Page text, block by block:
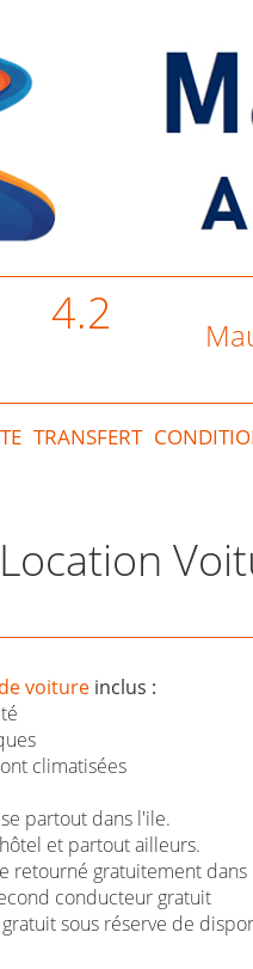
4.2
TRANSFERT
voiture inclus :
climatisées
partout dans l'ile.
et partout ailleurs.
retourné gratuitement
conducteur gratuit
sous réserve de